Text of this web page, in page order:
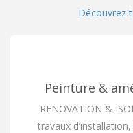
Découvrez
Peinture &
RENOVATION &
travaux